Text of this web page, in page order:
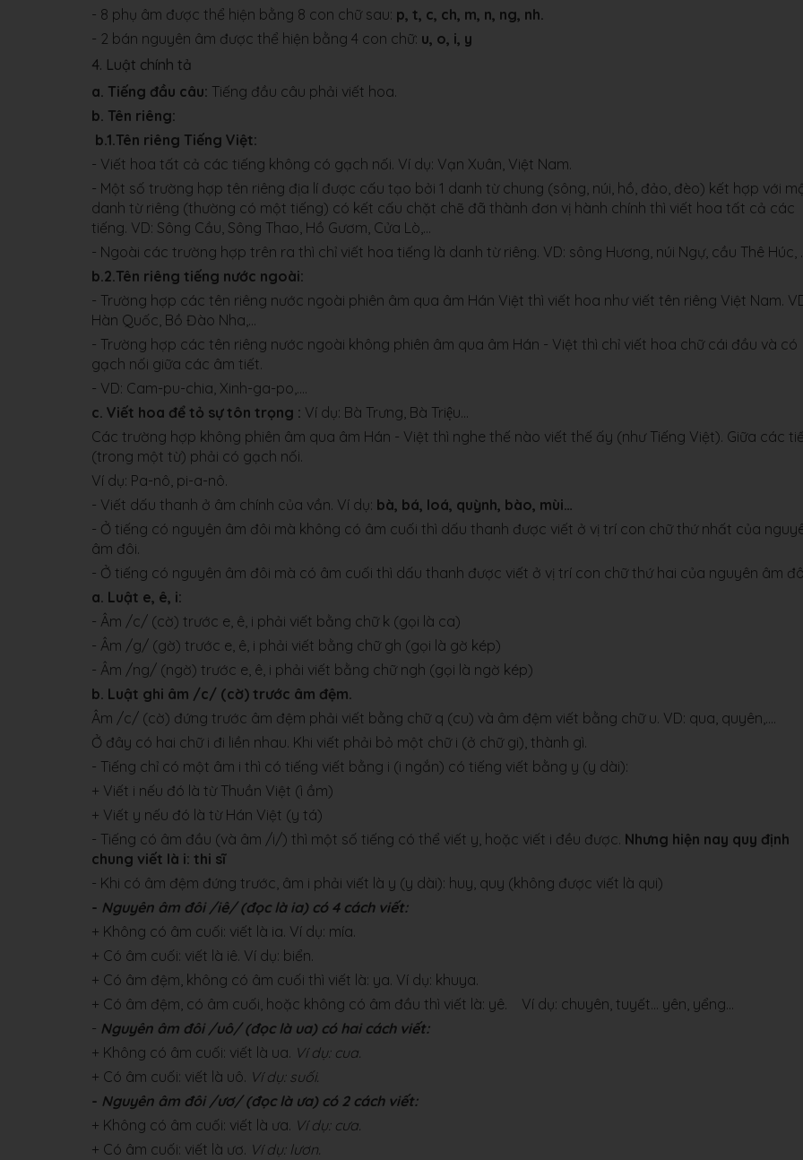
- 8 phụ âm được thể hiện bằng 8 con chữ sau: p, t, c, ch, m, n, ng, nh.
- 2 bán nguyên âm được thể hiện bằng 4 con chữ: u, o, i, y
4. Luật chính tả
a. Tiếng đầu câu: Tiếng đầu câu phải viết hoa.
b. Tên riêng:
b.1.Tên riêng Tiếng Việt:
- Viết hoa tất cả các tiếng không có gạch nối. Ví dụ: Vạn Xuân, Việt Nam.
- Một số trường hợp tên riêng địa lí được cấu tạo bởi 1 danh từ chung (sông, núi, hồ, đảo, đèo) kết hợp với
danh từ riêng (thường có một tiếng) có kết cấu chặt chẽ đã thành đơn vị hành chính thì viết hoa tất cả các
tiếng. VD: Sông Cầu, Sông Thao, Hồ Gươm, Cửa Lò,…
- Ngoài các trường hợp trên ra thì chỉ viết hoa tiếng là danh từ riêng. VD: sông Hương, núi Ngự, cầu Thê Húc,
b.2.Tên riêng tiếng nước ngoài:
- Trường hợp các tên riêng nước ngoài phiên âm qua âm Hán Việt thì viết hoa như viết tên riêng Việt Nam.
Hàn Quốc, Bồ Đào Nha,…
- Trường hợp các tên riêng nước ngoài không phiên âm qua âm Hán - Việt thì chỉ viết hoa chữ cái đầu và có
gạch nối giữa các âm tiết.
- VD: Cam-pu-chia, Xinh-ga-po,….
c. Viết hoa để tỏ sự tôn trọng : Ví dụ: Bà Trưng, Bà Triệu...
Các trường hợp không phiên âm qua âm Hán - Việt thì nghe thế nào viết thế ấy (như Tiếng Việt). Giữa các
(trong một từ) phải có gạch nối.
Ví dụ: Pa-nô, pi-a-nô.
- Viết dấu thanh ở âm chính của vần. Ví dụ: bà, bá, loá, quỳnh, bào, mùi…
- Ở tiếng có nguyên âm đôi mà không có âm cuối thì dấu thanh được viết ở vị trí con chữ thứ nhất của
âm đôi.
- Ở tiếng có nguyên âm đôi mà có âm cuối thì dấu thanh được viết ở vị trí con chữ thứ hai của nguyên âm
a. Luật e, ê, i:
- Âm /c/ (cờ) trước e, ê, i phải viết bằng chữ k (gọi là ca)
- Âm /g/ (gờ) trước e, ê, i phải viết bằng chữ gh (gọi là gờ kép)
- Âm /ng/ (ngờ) trước e, ê, i phải viết bằng chữ ngh (gọi là ngờ kép)
b. Luật ghi âm /c/ (cờ) trước âm đệm.
Âm /c/ (cờ) đứng trước âm đệm phải viết bằng chữ q (cu) và âm đệm viết bằng chữ u. VD: qua, quyên,….
Ở đây có hai chữ i đi liền nhau. Khi viết phải bỏ một chữ i (ở chữ gi), thành gì.
- Tiếng chỉ có một âm i thì có tiếng viết bằng i (i ngắn) có tiếng viết bằng y (y dài):
+ Viết i nếu đó là từ Thuần Việt (ì ầm)
+ Viết y nếu đó là từ Hán Việt (y tá)
- Tiếng có âm đầu (và âm /i/) thì một số tiếng có thể viết y, hoặc viết i đều được. Nhưng hiện nay quy định
chung viết là i: thi sĩ
- Khi có âm đệm đứng trước, âm i phải viết là y (y dài): huy, quy (không được viết là qui)
- Nguyên âm đôi /iê/(đọc là ia) có 4 cách viết:
+ Không có âm cuối: viết là ia. Ví dụ: mía.
+ Có âm cuối: viết là iê. Ví dụ: biển.
+ Có âm đệm, không có âm cuối thì viết là: ya. Ví dụ: khuya.
+ Có âm đệm, có âm cuối, hoặc không có âm đầu thì viết là: yê. Ví dụ: chuyên, tuyết... yên, yểng...
- Nguyên âm đôi /uô/(đọc là ua) có hai cách viết:
+ Không có âm cuối: viết là ua. Ví dụ: cua.
+ Có âm cuối: viết là uô. Ví dụ: suối.
- Nguyên âm đôi /ươ/(đọc là ưa) có 2 cách viết:
+ Không có âm cuối: viết là ưa. Ví dụ: cưa.
+ Có âm cuối: viết là ươ. Ví dụ: lươn.